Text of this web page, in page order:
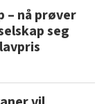
– nå prøver
seg